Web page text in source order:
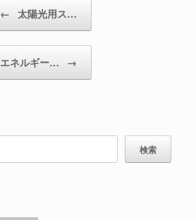
← 太陽光用ス…
エネルギー… →
検索